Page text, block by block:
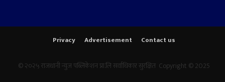
Privacy Advertisement Contact us
© २०२५ राजधानी न्युज पब्लिकेशन प्रा.लि सर्वाधिकार सुरक्षित Copyright © 2025